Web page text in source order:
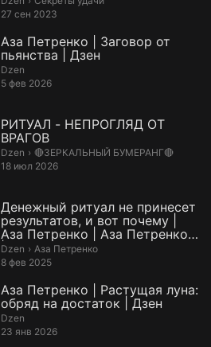
27 сен 2023
Аза Петренко | Заговор от
пьянства | Дзен
Dzen
5 фев 2026
РИТУАЛ - НЕПРОГЛЯД ОТ
ВРАГОВ
Dzen › 🔴ЗЕРКАЛЬНЫЙ БУМЕРАНГ🔴.
🔴ЗЕРКАЛЬНЫЙ БУМЕРАНГ🔴
18 июл 2026
Денежный ритуал не принесет
результатов, и вот почему |
Аза Петренко | Аза Петренко
|...
Dzen › Аза Петренко.
Аза Петренко
8 фев 2025
Аза Петренко | Растущая луна:
обряд на достаток | Дзен
Dzen
23 янв 2026